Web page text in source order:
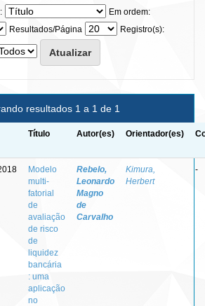
Em ordem:
Resultados/Página
Registro(s):
resultados 1 a 1 de 1
Título Autor(es) Orientador(es)
Modelo
multi-
fatorial
de
avaliação
de risco
de
liquidez
bancária
: uma
aplicação
no
Rebelo,
Leonardo
Magno
de
Carvalho
Kimura,
Herbert
-